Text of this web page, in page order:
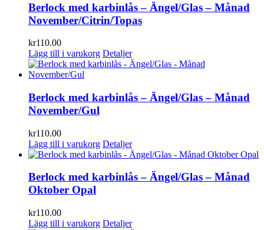
Berlock med karbinlås – Ängel/Glas – Månad
November/Citrin/Topas
kr110.00
Lägg till i varukorg Detaljer
Berlock med karbinlås – Ängel/Glas – Månad
November/Gul
kr110.00
Lägg till i varukorg Detaljer
Berlock med karbinlås – Ängel/Glas – Månad
Oktober Opal
kr110.00
Lägg till i varukorg Detaljer